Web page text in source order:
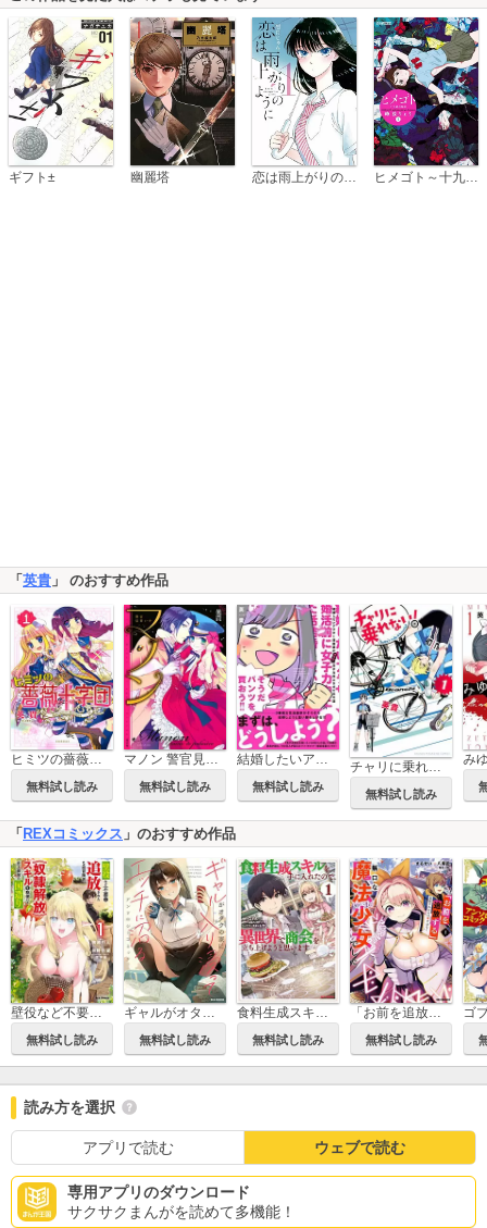
ギフト± 幽麗塔 ヒメゴト～十九歳の制服～
「英貴 」 のおすすめ作品
ヒミツの薔薇十字団
無料試し読み
マノン 警官見習い中
無料試し読み
結婚したいアラサー漫画家が婚活前に女子力向上させてみた話
無料試し読み
チャリに乗れない！
無料試し読み
「 REXコミックス 」のおすすめ作品
壁役など不要と追放されたＳ級冒険者、≪奴隷解放≫スキルを駆使して史上最強の国造り
無料試し読み
ギャルがオタクの家に入り浸ってエッチに沼るアンソロジーコミック
無料試し読み
食料生成スキルを手に入れたので、異世界で商会を立ち上げようと思います
無料試し読み
「お前を追放する」追放されたのは俺ではなく無口な魔法少女でした
無料試し読み
読み方を選択
アプリで読む ウェブで読む
専用アプリのダウンロード
サクサクまんがを読めて多機能！